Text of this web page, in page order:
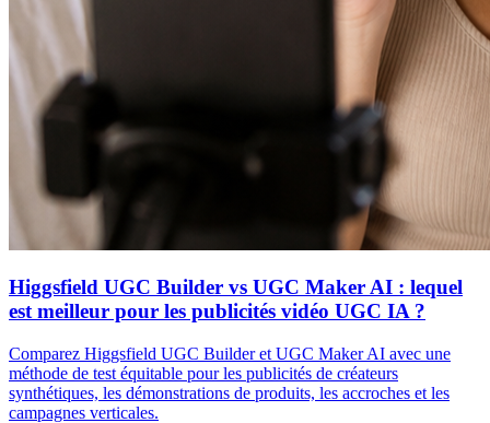
Higgsfield UGC Builder vs UGC Maker AI : lequel
est meilleur pour les publicités vidéo UGC IA ?
Comparez Higgsfield UGC Builder et UGC Maker AI avec une
méthode de test équitable pour les publicités de créateurs
synthétiques, les démonstrations de produits, les accroches et les
campagnes verticales.